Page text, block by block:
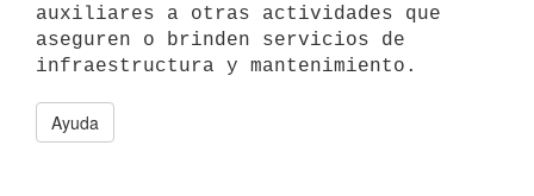
auxiliares a otras actividades que
aseguren o brinden servicios de
Ayuda